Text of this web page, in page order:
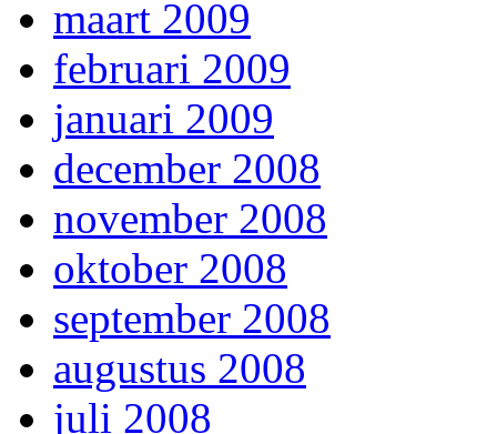
maart 2009
februari 2009
januari 2009
december 2008
november 2008
oktober 2008
september 2008
augustus 2008
juli 2008